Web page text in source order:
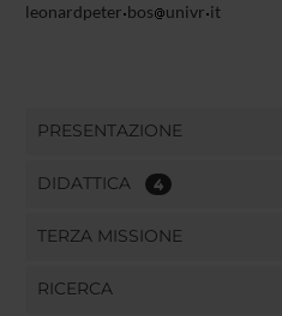
leonardpeter bos univr it
PRESENTAZIONE
DIDATTICA 4
TERZA MISSIONE
RICERCA